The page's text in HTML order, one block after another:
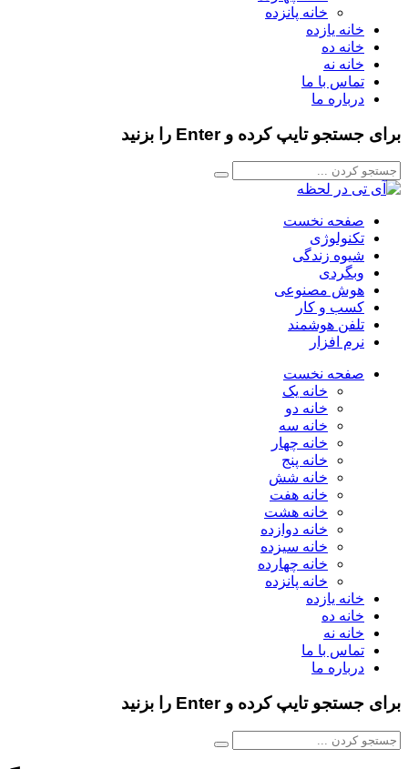
خانه پانزده
خانه یازده
خانه ده
خانه نه
تماس با ما
درباره ما
برای جستجو تایپ کرده و Enter را بزنید
صفحه نخست
تکنولوژی
شیوه زندگی
وبگردی
هوش مصنوعی
کسب و کار
تلفن هوشمند
نرم افزار
صفحه نخست
خانه یک
خانه دو
خانه سه
خانه چهار
خانه پنج
خانه شش
خانه هفت
خانه هشت
خانه دوازده
خانه سیزده
خانه چهارده
خانه پانزده
خانه یازده
خانه ده
خانه نه
تماس با ما
درباره ما
برای جستجو تایپ کرده و Enter را بزنید